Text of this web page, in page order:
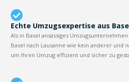
Echte Umzugsexpertise aus
Als in Basel ansässiges
Basel nach Lausanne wie kein anderer und
um Ihren Umzug effizient und sicher zu